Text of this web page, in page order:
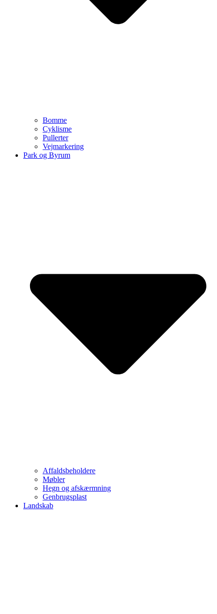
Bomme
Cyklisme
Pullerter
Vejmarkering
Park og Byrum
Affaldsbeholdere
Møbler
Hegn og afskærmning
Genbrugsplast
Landskab